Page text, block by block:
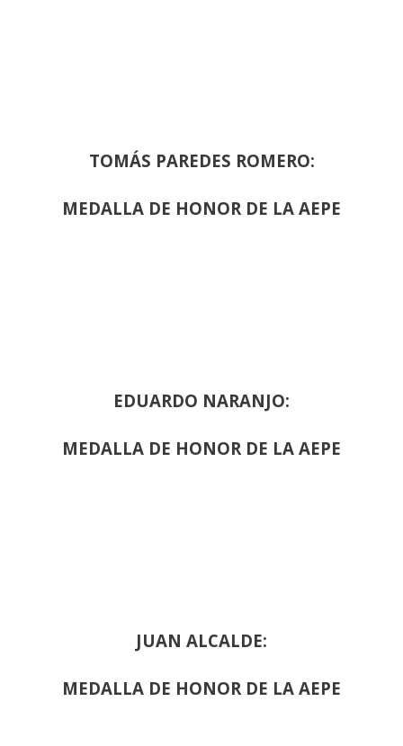
TOMÁS PAREDES ROMERO:
MEDALLA DE HONOR DE LA AEPE
EDUARDO NARANJO:
MEDALLA DE HONOR DE LA AEPE
JUAN ALCALDE:
MEDALLA DE HONOR DE LA AEPE